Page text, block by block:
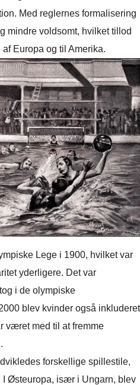
Med reglernes formalisering
mindre voldsomt, hvilket tillod
Europa og til Amerika.
Lege i 1900, hvilket var
yderligere. Det var
i de olympiske
blev kvinder også inkluderet
været med til at fremme
forskellige spillestile,
I Østeuropa, især i Ungarn, blev